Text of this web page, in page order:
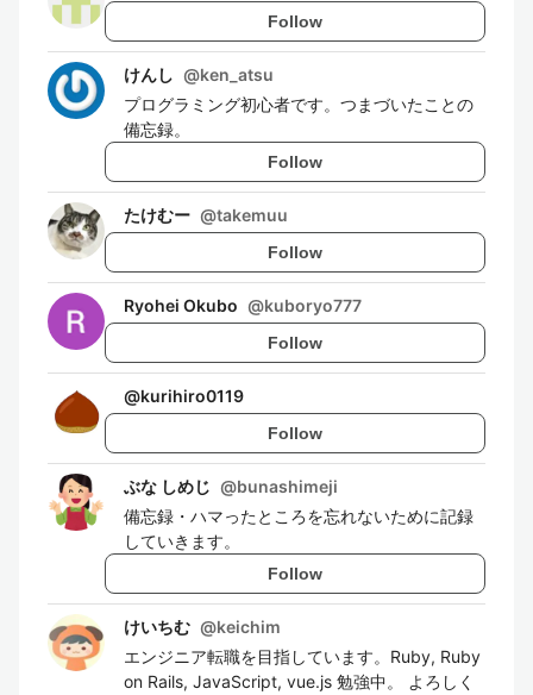
Follow
けんし @ken_atsu
プログラミング初心者です。つまづいたことの
備忘録。
Follow
たけむー @takemuu
Follow
Ryohei Okubo @kuboryo777
Follow
@kurihiro0119
Follow
ぶな しめじ @bunashimeji
備忘録・ハマったところを忘れないために記録
していきます。
Follow
けいちむ @keichim
エンジニア転職を目指しています。Ruby, Ruby
on Rails, JavaScript, vue.js 勉強中。 よろしく